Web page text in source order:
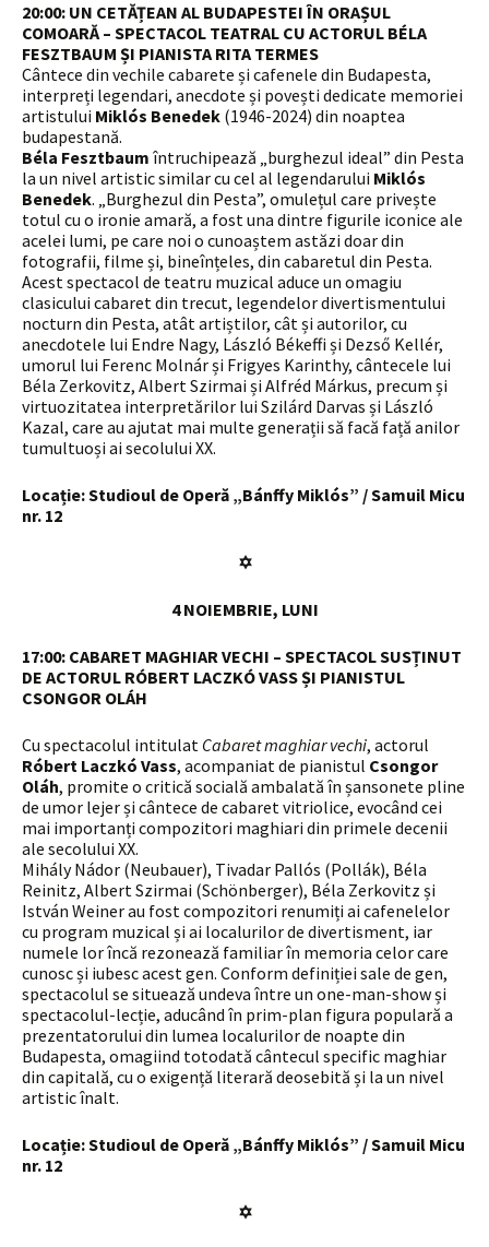
20:00: UN CETĂȚEAN AL BUDAPESTEI ÎN ORAȘUL
COMOARĂ – SPECTACOL TEATRAL CU ACTORUL BÉLA
FESZTBAUM ȘI PIANISTA RITA TERMES
Cântece din vechile cabarete și cafenele din Budapesta,
interpreți legendari, anecdote și povești dedicate memoriei
artistului Miklós Benedek (1946-2024) din noaptea
budapestană.
Béla Fesztbaum întruchipează „burghezul ideal” din Pesta
la un nivel artistic similar cu cel al legendarului Miklós
Benedek. „Burghezul din Pesta”, omulețul care privește
totul cu o ironie amară, a fost una dintre figurile iconice ale
acelei lumi, pe care noi o cunoaștem astăzi doar din
fotografii, filme și, bineînțeles, din cabaretul din Pesta.
Acest spectacol de teatru muzical aduce un omagiu
clasicului cabaret din trecut, legendelor divertismentului
nocturn din Pesta, atât artiștilor, cât și autorilor, cu
anecdotele lui Endre Nagy, László Békeffi și Dezső Kellér,
umorul lui Ferenc Molnár și Frigyes Karinthy, cântecele lui
Béla Zerkovitz, Albert Szirmai și Alfréd Márkus, precum și
virtuozitatea interpretărilor lui Szilárd Darvas și László
Kazal, care au ajutat mai multe generații să facă față anilor
tumultuoși ai secolului XX.
Locație: Studioul de Operă „Bánffy Miklós” / Samuil Micu
nr. 12
✡
4 NOIEMBRIE, LUNI
17:00: CABARET MAGHIAR VECHI – SPECTACOL SUSȚINUT
DE ACTORUL RÓBERT LACZKÓ VASS ȘI PIANISTUL
CSONGOR OLÁH
Cu spectacolul intitulat Cabaret maghiar vechi, actorul
Róbert Laczkó Vass, acompaniat de pianistul Csongor
Oláh, promite o critică socială ambalată în șansonete pline
de umor lejer și cântece de cabaret vitriolice, evocând cei
mai importanți compozitori maghiari din primele decenii
ale secolului XX.
Mihály Nádor (Neubauer), Tivadar Pallós (Pollák), Béla
Reinitz, Albert Szirmai (Schönberger), Béla Zerkovitz și
István Weiner au fost compozitori renumiți ai cafenelelor
cu program muzical și ai localurilor de divertisment, iar
numele lor încă rezonează familiar în memoria celor care
cunosc și iubesc acest gen. Conform definiției sale de gen,
spectacolul se situează undeva între un one-man-show și
spectacolul-lecție, aducând în prim-plan figura populară a
prezentatorului din lumea localurilor de noapte din
Budapesta, omagiind totodată cântecul specific maghiar
din capitală, cu o exigență literară deosebită și la un nivel
artistic înalt.
Locație: Studioul de Operă „Bánffy Miklós” / Samuil Micu
nr. 12
✡